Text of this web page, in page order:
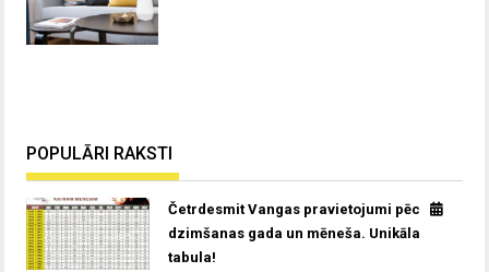
POPULĀRI RAKSTI
Četrdesmit Vangas pravietojumi pēc
dzimšanas gada un mēneša. Unikāla
tabula!